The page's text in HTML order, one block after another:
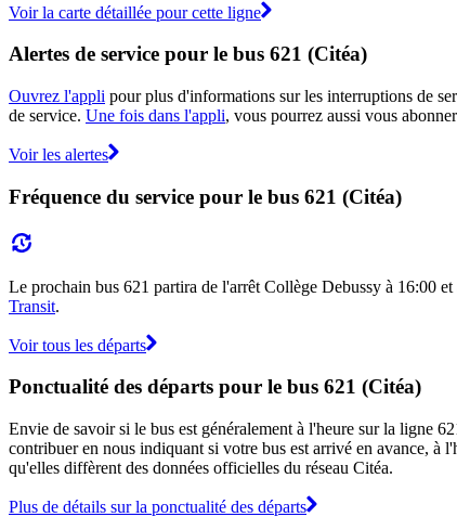
Voir la carte détaillée pour cette ligne
Alertes de service pour le bus 621 (Citéa)
Ouvrez l'appli pour plus d'informations sur les interruptions de
de service. Une fois dans l'appli, vous pourrez aussi vous
Voir les alertes
Fréquence du service pour le bus 621 (Citéa)
Le prochain bus 621 partira de l'arrêt Collège Debussy à 16:00
Transit.
Voir tous les départs
Ponctualité des départs pour le bus 621 (Citéa)
Envie de savoir si le bus est généralement à l'heure sur la ligne
contribuer en nous indiquant si votre bus est arrivé en avance, à
qu'elles diffèrent des données officielles du réseau Citéa.
Plus de détails sur la ponctualité des départs